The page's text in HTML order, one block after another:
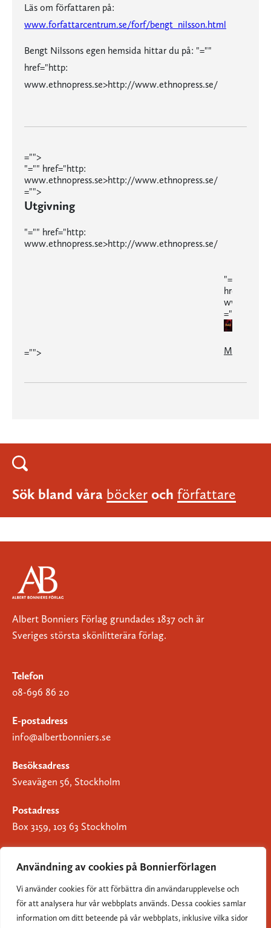
Användning av cookies på Bonnierförlagen
Vi använder cookies för att förbättra din användarupplevelse och
för att analysera hur vår webbplats används. Dessa cookies samlar
information om ditt beteende på vår webbplats, inklusive vilka sidor
Läs om författaren på:
www.forfattarcentrum.se/forf/bengt_nilsson.html
Bengt Nilssons egen hemsida hittar du på: "=""
href="http:
www.ethnopress.se>http://www.ethnopress.se/
="">
"="" href="http:
www.ethnopress.se>http://www.ethnopress.se/
="">
Utgivning
"="" href="http:
www.ethnopress.se>http://www.ethnopress.se/
="">
"=""
href="http:
="">
Sök bland våra böcker och författare
Albert Bonniers Förlag grundades 1837 och är
Sveriges största skönlitterära förlag.
Telefon
08-696 86 20
E-postadress
info@albertbonniers.se
Besöksadress
Sveavägen 56, Stockholm
Postadress
Box 3159, 103 63 Stockholm
Om Bonnierförlagen
Cookies